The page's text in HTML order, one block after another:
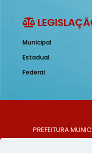
Municipal
Estadual
Federal
PREFEITURA